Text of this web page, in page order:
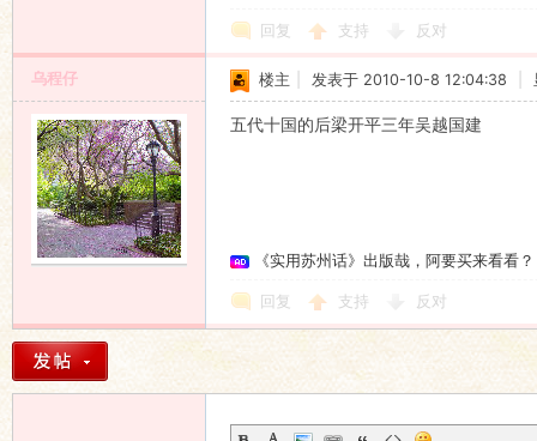
回复 支持 反对
乌程仔 楼主 发表于 2010-10-8 12:04:38
五代十国的后梁开平三年吴越国建
《实用苏州话》出版哉，阿要买来看看？
回复 支持 反对